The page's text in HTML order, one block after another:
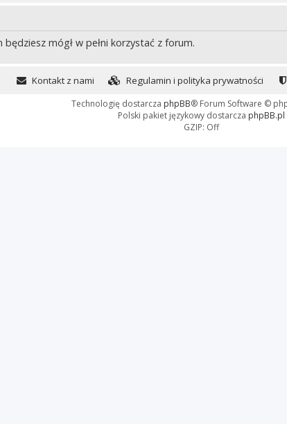
mógł w pełni korzystać z forum.
Regulamin i polityka prywatności
Kontakt z nami
Technologię dostarcza phpBB® Forum Software ©
Polski pakiet językowy dostarcza phpBB.pl
GZIP: Off